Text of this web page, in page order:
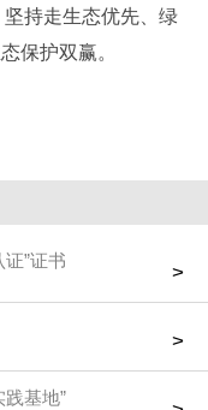
坚持走生态优先、绿
保护双赢。
”证书
>
>
基地”